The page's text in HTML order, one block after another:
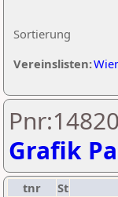
Sortierung
Vereinslisten:
Grafik
tnr St